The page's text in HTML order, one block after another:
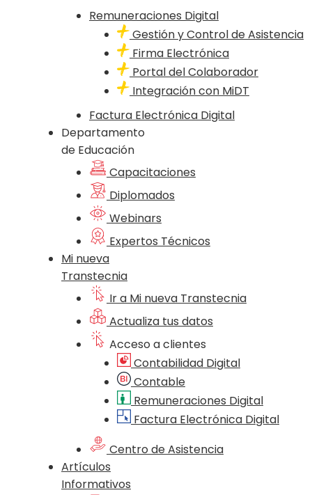
Remuneraciones Digital
Gestión y Control de Asistencia
Firma Electrónica
Portal del Colaborador
Integración con MiDT
Factura Electrónica Digital
Departamento
de Educación
Capacitaciones
Diplomados
Webinars
Expertos Técnicos
Mi nueva
Transtecnia
Ir a Mi nueva Transtecnia
Actualiza tus datos
Acceso a clientes
Contabilidad Digital
Contable
Remuneraciones Digital
Factura Electrónica Digital
Centro de Asistencia
Artículos
Informativos